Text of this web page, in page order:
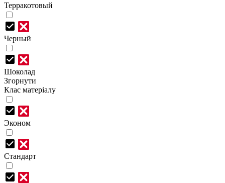
Терракотовый
Черный
Шоколад
Згорнути
Клас матеріалу
Эконом
Стандарт